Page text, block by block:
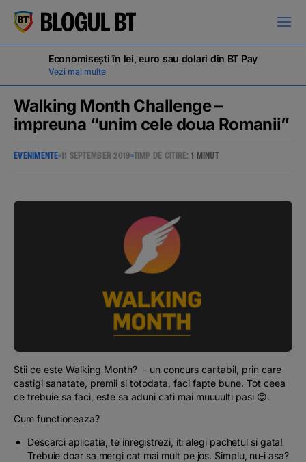
кириллица
Campanii
The MacRO Zone
Pentru antreprenori
Economisești în lei, euro sau dolari din BT Pay
Vezi mai multe
Walking Month Challenge –
impreuna “unim cele doua Romanii”
EVENIMENTE 11 SEPTEMBER 2019 TIMP DE CITIRE:1 MINUT
Stii ce este Walking Month? - un concurs caritabil, prin care
castigi sanatate, premii si totodata, faci fapte bune. Tot ceea
ce trebuie sa faci, este sa aduni cati mai muuuulti pasi 😊.
Cum functioneaza?
Descarci aplicatia, te inregistrezi, iti alegi pachetul si gata!
Trebuie doar sa mergi cat mai mult pe jos. Simplu, nu-i asa?